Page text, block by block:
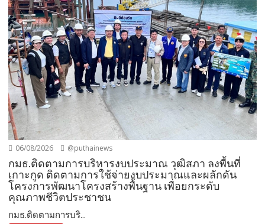
06/08/2026 @puthainews
กมธ.ติดตามการบริหารงบประมาณ วุฒิสภา ลงพื้นที่
เกาะกูด ติดตามการใช้จ่ายงบประมาณและผลักดัน
โครงการพัฒนาโครงสร้างพื้นฐาน เพื่อยกระดับ
คุณภาพชีวิตประชาชน
กมธ.ติดตามการบริ...